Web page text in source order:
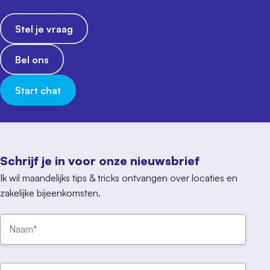
Schrijf je in voor onze nieuwsbrief
Ik wil maandelijks tips & tricks ontvangen over locaties en
zakelijke bijeenkomsten.
Stel je vraag
Bel ons
Start chat